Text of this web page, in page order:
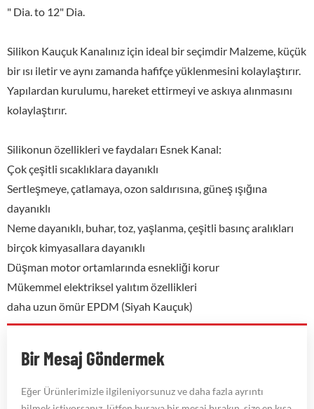
" Dia. to 12" Dia.
Silikon Kauçuk Kanalınız için ideal bir seçimdir Malzeme, küçük
bir ısı iletir ve aynı zamanda hafifçe yüklenmesini kolaylaştırır.
Yapılardan kurulumu, hareket ettirmeyi ve askıya alınmasını
kolaylaştırır.
Silikonun özellikleri ve faydaları Esnek Kanal:
Çok çeşitli sıcaklıklara dayanıklı
Sertleşmeye, çatlamaya, ozon saldırısına, güneş ışığına
dayanıklı
Neme dayanıklı, buhar, toz, yaşlanma, çeşitli basınç aralıkları
birçok kimyasallara dayanıklı
Düşman motor ortamlarında esnekliği korur
Mükemmel elektriksel yalıtım özellikleri
daha uzun ömür EPDM (Siyah Kauçuk)
Bir Mesaj Göndermek
Eğer Ürünlerimizle ilgileniyorsunuz ve daha fazla ayrıntı